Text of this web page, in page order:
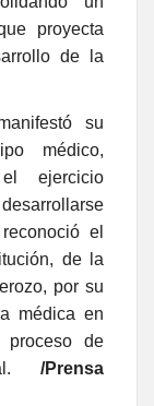
proyecta
de la
su
médico,
ejercicio
el
de la
por su
médica en
de
/Prensa